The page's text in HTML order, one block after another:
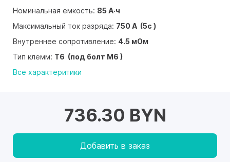
Номинальная емкость: 85 А·ч
Максимальный ток разряда: 750 А (5с )
Внутреннее сопротивление: 4.5 мОм
Тип клемм: T6 (под болт M6 )
Все характеритики
736.30 BYN
Добавить в заказ